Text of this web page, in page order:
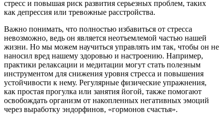
стресс и повышая риск развития серьезных проблем, таких
как депрессия или тревожные расстройства.
Важно понимать, что полностью избавиться от стресса
невозможно, ведь он является неотъемлемой частью нашей
жизни. Но мы можем научиться управлять им так, чтобы он не
наносил вред нашему здоровью и настроению. Например,
практики релаксации и медитации могут стать полезным
инструментом для снижения уровня стресса и повышения
устойчивости к нему. Регулярные физические упражнения,
как простая прогулка или занятия йогой, также помогают
освобождать организм от накопленных негативных эмоций
через выработку эндорфинов, «гормонов счастья».